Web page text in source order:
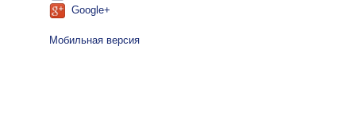
Google+
Мобильная версия